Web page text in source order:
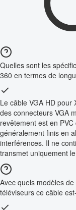
Quelles sont les
360 en termes de
Le câble VGA HD
des connecteurs VGA
revêtement est en
généralement finis en
interférences. Il ne
transmet uniquement
Avec quels modèles
téléviseurs ce câble